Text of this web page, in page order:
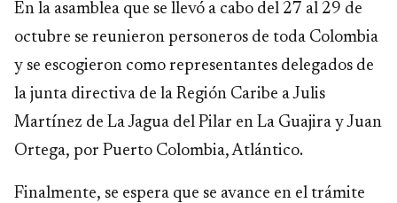
En la asamblea que se llevó a cabo del 27 al 29 de
octubre se reunieron personeros de toda Colombia
y se escogieron como representantes delegados de
la junta directiva de la Región Caribe a Julis
Martínez de La Jagua del Pilar en La Guajira y Juan
Ortega, por Puerto Colombia, Atlántico.
Finalmente, se espera que se avance en el trámite